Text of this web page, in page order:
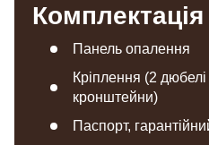
Комплектація
Панель опалення
Кріплення (2 дюбелі
кронштейни)
Паспорт,